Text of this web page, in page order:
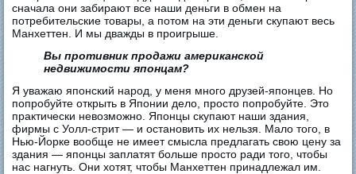
сначала они забирают все наши деньги в обмен на
потребительские товары, а потом на эти деньги скупают весь
Манхеттен. И мы дважды в проигрыше.
Вы противник продажи американской
недвижимости японцам?
Я уважаю японский народ, у меня много друзей-японцев. Но
попробуйте открыть в Японии дело, просто попробуйте. Это
практически невозможно. Японцы скупают наши здания,
фирмы с Уолл-стрит — и остановить их нельзя. Мало того, в
Нью-Йорке вообще не имеет смысла предлагать свою цену за
здания — японцы заплатят больше просто ради того, чтобы
нас нагнуть. Они хотят, чтобы Манхеттен принадлежал им.